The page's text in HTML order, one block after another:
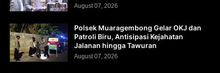
August 07, 2026
Polsek Muaragembong Gelar OKJ dan
Patroli Biru, Antisipasi Kejahatan
Jalanan hingga Tawuran
August 07, 2026